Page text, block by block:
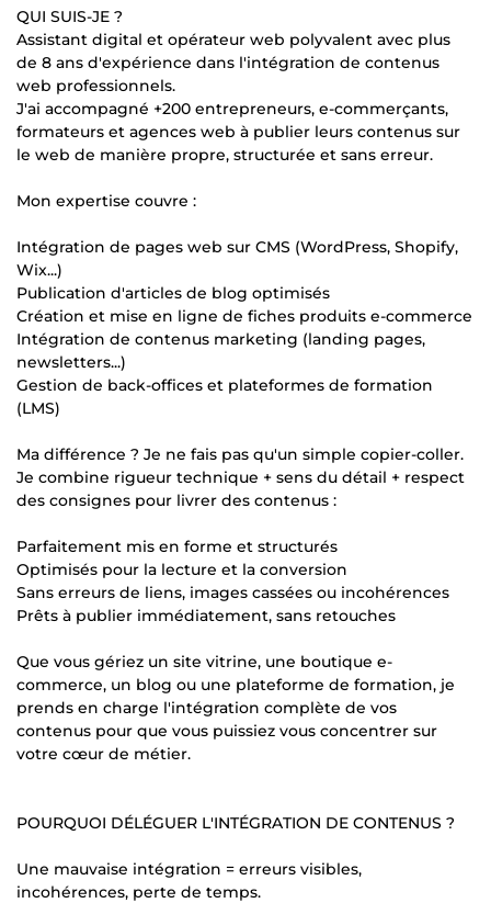
QUI SUIS-JE ?
Assistant digital et opérateur web polyvalent avec plus
de 8 ans d'expérience dans l'intégration de contenus
web professionnels.
J'ai accompagné +200 entrepreneurs, e-commerçants,
formateurs et agences web à publier leurs contenus sur
le web de manière propre, structurée et sans erreur.
Mon expertise couvre :
Intégration de pages web sur CMS (WordPress, Shopify,
Wix...)
Publication d'articles de blog optimisés
Création et mise en ligne de fiches produits e-commerce
Intégration de contenus marketing (landing pages,
newsletters...)
Gestion de back-offices et plateformes de formation
(LMS)
Ma différence ? Je ne fais pas qu'un simple copier-coller.
Je combine rigueur technique + sens du détail + respect
des consignes pour livrer des contenus :
Parfaitement mis en forme et structurés
Optimisés pour la lecture et la conversion
Sans erreurs de liens, images cassées ou incohérences
Prêts à publier immédiatement, sans retouches
Que vous gériez un site vitrine, une boutique e-
commerce, un blog ou une plateforme de formation, je
prends en charge l'intégration complète de vos
contenus pour que vous puissiez vous concentrer sur
votre cœur de métier.
POURQUOI DÉLÉGUER L'INTÉGRATION DE CONTENUS ?
Une mauvaise intégration = erreurs visibles,
incohérences, perte de temps.